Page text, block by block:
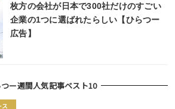
枚方の会社が日本で300社だけのすごい
企業の1つに選ばれたらしい【ひらつー
広告】
ー週間人気記事ベスト10
ス